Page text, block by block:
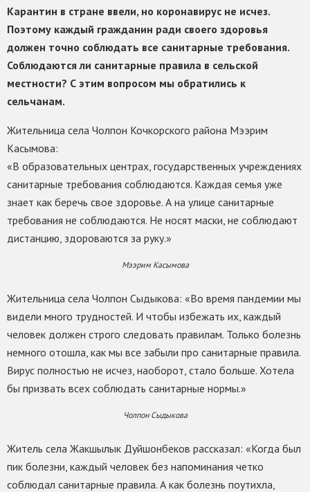
Карантин в стране ввели, но коронавирус не исчез.
Поэтому каждый гражданин ради своего здоровья
должен точно соблюдать все санитарные требования.
Соблюдаются ли санитарные правила в сельской
местности? С этим вопросом мы обратились к
сельчанам.
Жительница села Чолпон Кочкорского района Мээрим
Касымова:
«В образовательных центрах, государственных учреждениях
санитарные требования соблюдаются. Каждая семья уже
знает как беречь свое здоровье. А на улице санитарные
требования не соблюдаются. Не носят маски, не соблюдают
дистанцию, здороваются за руку.»
Мээрим Касымова
Жительница села Чолпон Сыдыкова: «Во время пандемии мы
видели много трудностей. И чтобы избежать их, каждый
человек должен строго следовать правилам. Только болезнь
немного отошла, как мы все забыли про санитарные правила.
Вирус полностью не исчез, наоборот, стало больше. Хотела
бы призвать всех соблюдать санитарные нормы.»
Чолпон Сыдыкова
Житель села Жакшылык Дуйшонбеков рассказал: «Когда был
пик болезни, каждый человек без напоминания четко
соблюдал санитарные правила. А как болезнь поутихла,